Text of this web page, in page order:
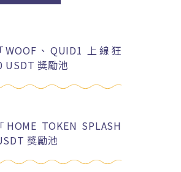
、QUID1 上線狂
USDT 獎勵池
TOKEN SPLASH
獎勵池